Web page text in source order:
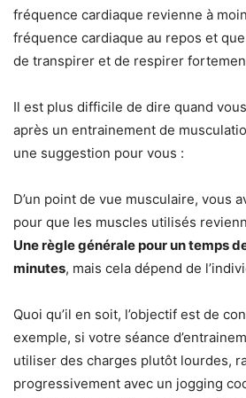
fréquence cardiaque revienne à
fréquence cardiaque au repos et
de transpirer et de respirer
Il est plus difficile de dire quand
après un entrainement de
une suggestion pour vous :
D’un point de vue musculaire, vous
pour que les muscles utilisés
Une règle générale pour un temps
minutes, mais cela dépend de
Quoi qu’il en soit, l’objectif est de
exemple, si votre séance
utiliser des charges plutôt lourdes,
progressivement avec un jogging